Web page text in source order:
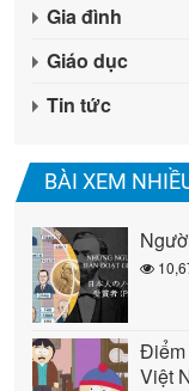
Gia đình
Giáo dục
Tin tức
BÀI XEM
Điểm
Việt